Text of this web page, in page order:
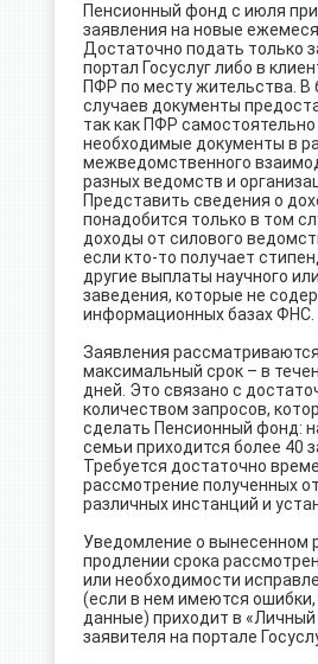
Пенсионный фонд с июля
заявления на новые
Достаточно подать только
портал Госуслуг либо в
ПФР по месту жительства. В
случаев документы
так как ПФР
необходимые документы в
межведомственного
разных ведомств и
Представить сведения о
понадобится только в том
доходы от силового
если кто-то получает
другие выплаты научного
заведения, которые не
информационных базах ФНС.
Заявления
максимальный срок – в
дней. Это связано с
количеством запросов,
сделать Пенсионный фонд:
семьи приходится более 40
Требуется достаточно
рассмотрение полученных
различных инстанций и
Уведомление о вынесенном
продлении срока
или необходимости
(если в нем имеются
данные) приходит в «Личный
заявителя на портале